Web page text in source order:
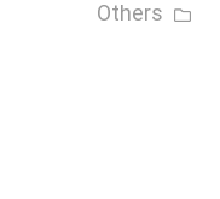
Others